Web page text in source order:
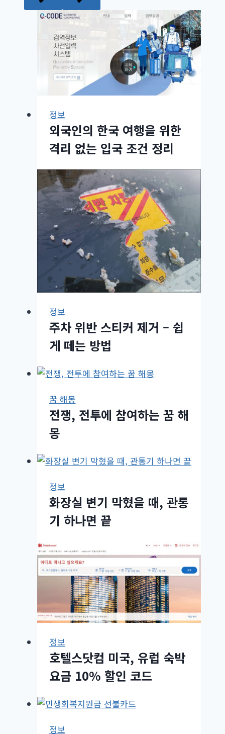
정보
외국인의 한국 여행을 위한
격리 없는 입국 조건 정리
정보
주차 위반 스티커 제거 – 쉽
게 떼는 방법
꿈 해몽
전쟁, 전투에 참여하는 꿈 해
몽
정보
화장실 변기 막혔을 때, 관통
기 하나면 끝
정보
호텔스닷컴 미국, 유럽 숙박
요금 10% 할인 코드
정보